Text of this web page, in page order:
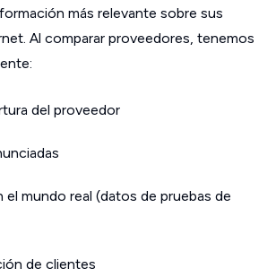
más relevante sobre sus
Al comparar proveedores, tenemos
del proveedor
el mundo real (datos de pruebas de
de clientes